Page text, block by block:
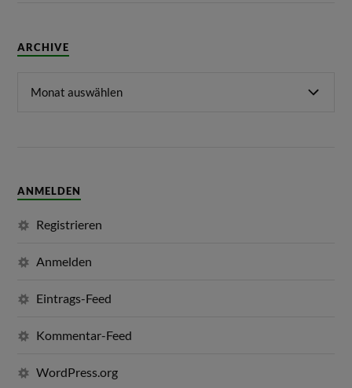
ARCHIVE
ANMELDEN
Registrieren
Anmelden
Eintrags-Feed
Kommentar-Feed
WordPress.org